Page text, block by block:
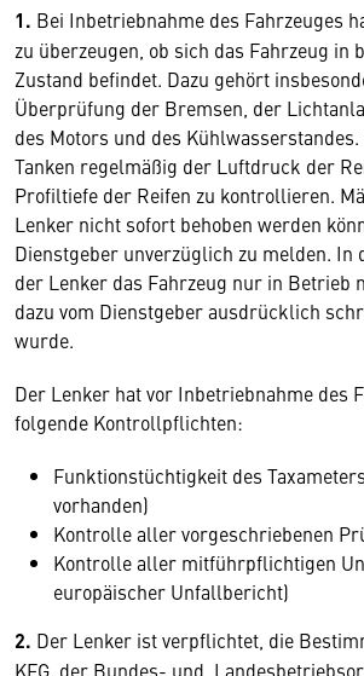
1. Bei Inbetriebnahme des Fahrzeuges
zu überzeugen, ob sich das Fahrzeug in
Zustand befindet. Dazu gehört
Überprüfung der Bremsen, der
des Motors und des
Tanken regelmäßig der Luftdruck der
Profiltiefe der Reifen zu kontrollieren.
Lenker nicht sofort behoben werden
Dienstgeber unverzüglich zu melden. In
der Lenker das Fahrzeug nur in Betrieb
dazu vom Dienstgeber ausdrücklich
wurde.
Der Lenker hat vor Inbetriebnahme des
folgende Kontrollpflichten:
Funktionstüchtigkeit des
vorhanden)
Kontrolle aller vorgeschriebenen
Kontrolle aller mitführpflichtigen
europäischer Unfallbericht)
2. Der Lenker ist verpflichtet, die
KFG, der Bundes- und